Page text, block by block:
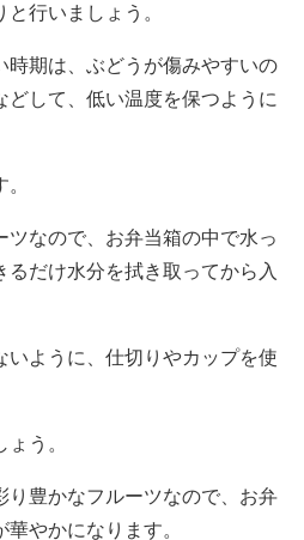
行いましょう。
時期は、ぶどうが傷みやすいの
どして、低い温度を保つように
ツなので、お弁当箱の中で水っ
だけ水分を拭き取ってから入
いように、仕切りやカップを使
う。
り豊かなフルーツなので、お弁
やかになります。